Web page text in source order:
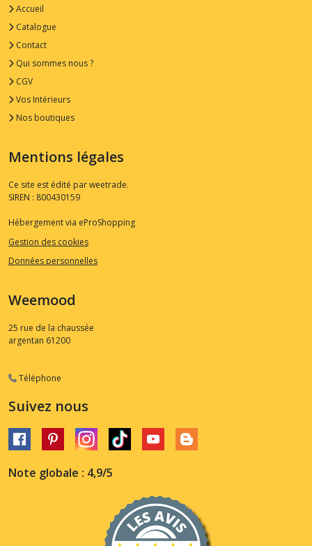
Accueil
Catalogue
Contact
Qui sommes nous ?
CGV
Vos Intérieurs
Nos boutiques
Mentions légales
Ce site est édité par weetrade.
SIREN : 800430159
Hébergement via eProShopping
Gestion des cookies
Données personnelles
Weemood
25 rue de la chaussée
argentan 61200
Téléphone
Suivez nous
Note globale : 4,9/5